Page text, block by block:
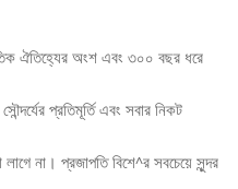
ঐতিহ্যের অংশ এবং ৩০০ বছর ধরে
প্রতিমূর্তি এবং সবার নিকট
না। প্রজাপতি বিশে^র সবচেয়ে সুন্দর